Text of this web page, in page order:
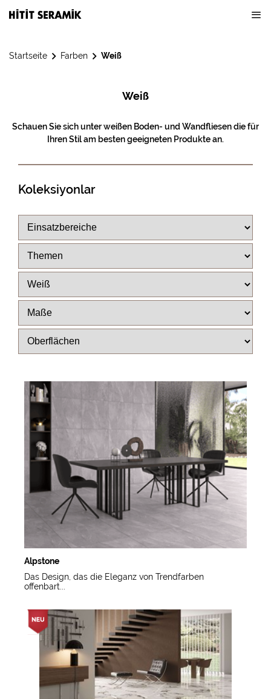
Startseite Farben Weiß
Weiß
Schauen Sie sich unter weißen Boden- und Wandfliesen die für
Ihren Stil am besten geeigneten Produkte an.
Koleksiyonlar
Alpstone
Das Design, das die Eleganz von Trendfarben
offenbart...